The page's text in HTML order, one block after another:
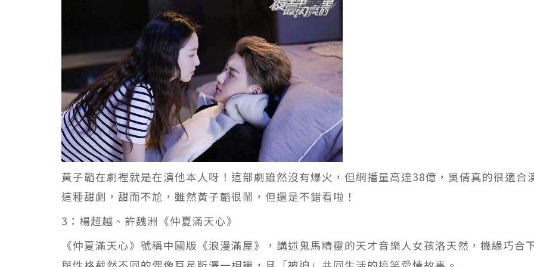
黃子韜在劇裡就是在演他本人呀！這部劇雖然沒有爆火，但網播量高達38億，吳倩真的很適合
這種甜劇，甜而不尬，雖然黃子韜很鬧，但還是不錯看啦！
3：楊超越、許魏洲《仲夏滿天心》
《仲夏滿天心》號稱中國版《浪漫滿屋》，講述鬼馬精靈的天才音樂人女孩洛天然，機緣巧合